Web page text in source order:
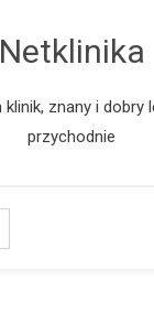
Netklinika
znany i dobry
przychodnie